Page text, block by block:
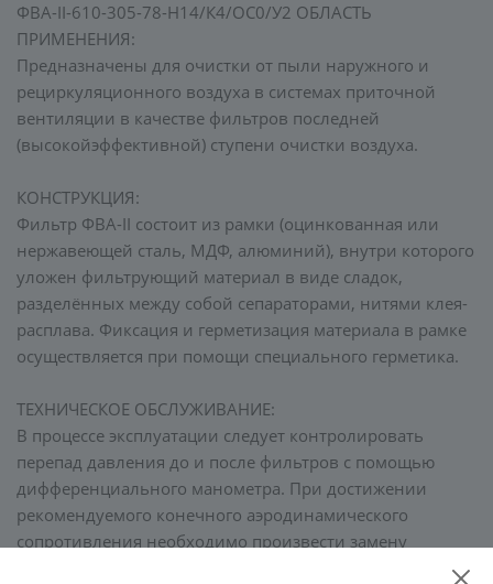
ФВА-II-610-305-78-H14/К4/ОС0/У2 ОБЛАСТЬ
ПРИМЕНЕНИЯ:
Предназначены для очистки от пыли наружного и
рециркуляционного воздуха в системах приточной
вентиляции в качестве фильтров последней
(высокойэффективной) ступени очистки воздуха.
КОНСТРУКЦИЯ:
Фильтр ФВА-II состоит из рамки (оцинкованная или
нержавеющей сталь, МДФ, алюминий), внутри которого
уложен фильтрующий материал в виде сладок,
разделённых между собой сепараторами, нитями клея-
расплава. Фиксация и герметизация материала в рамке
осуществляется при помощи специального герметика.
ТЕХНИЧЕСКОЕ ОБСЛУЖИВАНИЕ:
В процессе эксплуатации следует контролировать
перепад давления до и после фильтров с помощью
дифференциального манометра. При достижении
рекомендуемого конечного аэродинамического
сопротивления необходимо произвести замену